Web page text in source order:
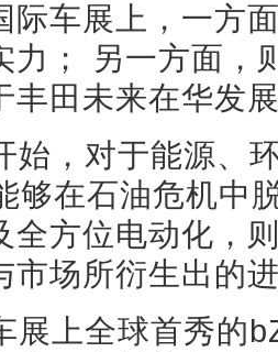
际车展上，一方
力； 另一方面，
丰田未来在华发
始，对于能源、
够在石油危机中
全方位电动化，
市场所衍生出的
展上全球首秀的